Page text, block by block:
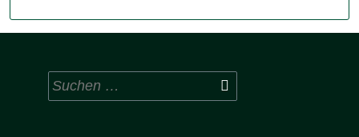
Suchen
nach: